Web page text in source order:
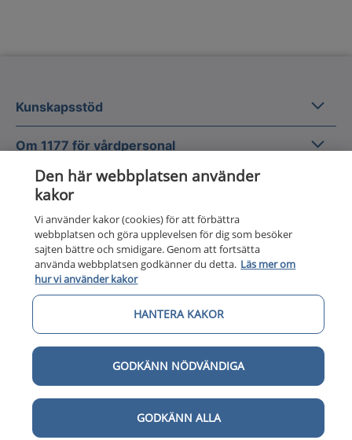
Kunskapsstöd
Om 1177 för vårdpersonal Om
Digital tillgänglighet
Till startsidan för 1177 för
för vårdpersonal
1177 för vårdpersonal samlar information
Nationellt system för kunskapsstyrning
1177 för vårdpersonal drivs av Inera AB på
Den här webbplatsen använder
kakor
Vi använder kakor (cookies) för att förbättra
webbplatsen och göra upplevelsen för dig som besöker
sajten bättre och smidigare. Genom att fortsätta
använda webbplatsen godkänner du detta. Läs mer om
hur vi använder kakor
HANTERA KAKOR
GODKÄNN NÖDVÄNDIGA
GODKÄNN ALLA